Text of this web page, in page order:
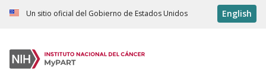
Un sitio oficial del Gobierno de Estados Unidos English